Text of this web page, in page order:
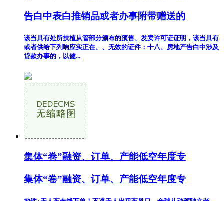
告白中表白推销品或者办事附带赠送的
该当具有处所扶植从管部分颁布的预售、发卖许可证证明，该当具有
或者供给下列响应实正在、、无效的证件：十八、房地产告白中涉及
贷款办事的，以健...
集体“卷”融资、订单、产能低空年度专
集体“卷”融资、订单、产能低空年度专